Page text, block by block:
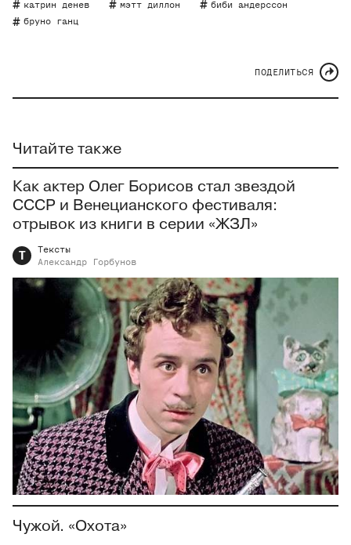
катрин денев
мэтт диллон
биби андерссон
бруно ганц
ПОДЕЛИТЬСЯ
Читайте также
Как актер Олег Борисов стал звездой
СССР и Венецианского фестиваля:
отрывок из книги в серии «ЖЗЛ»
Т
Тексты
Александр
Горбунов
Чужой. «Охота»